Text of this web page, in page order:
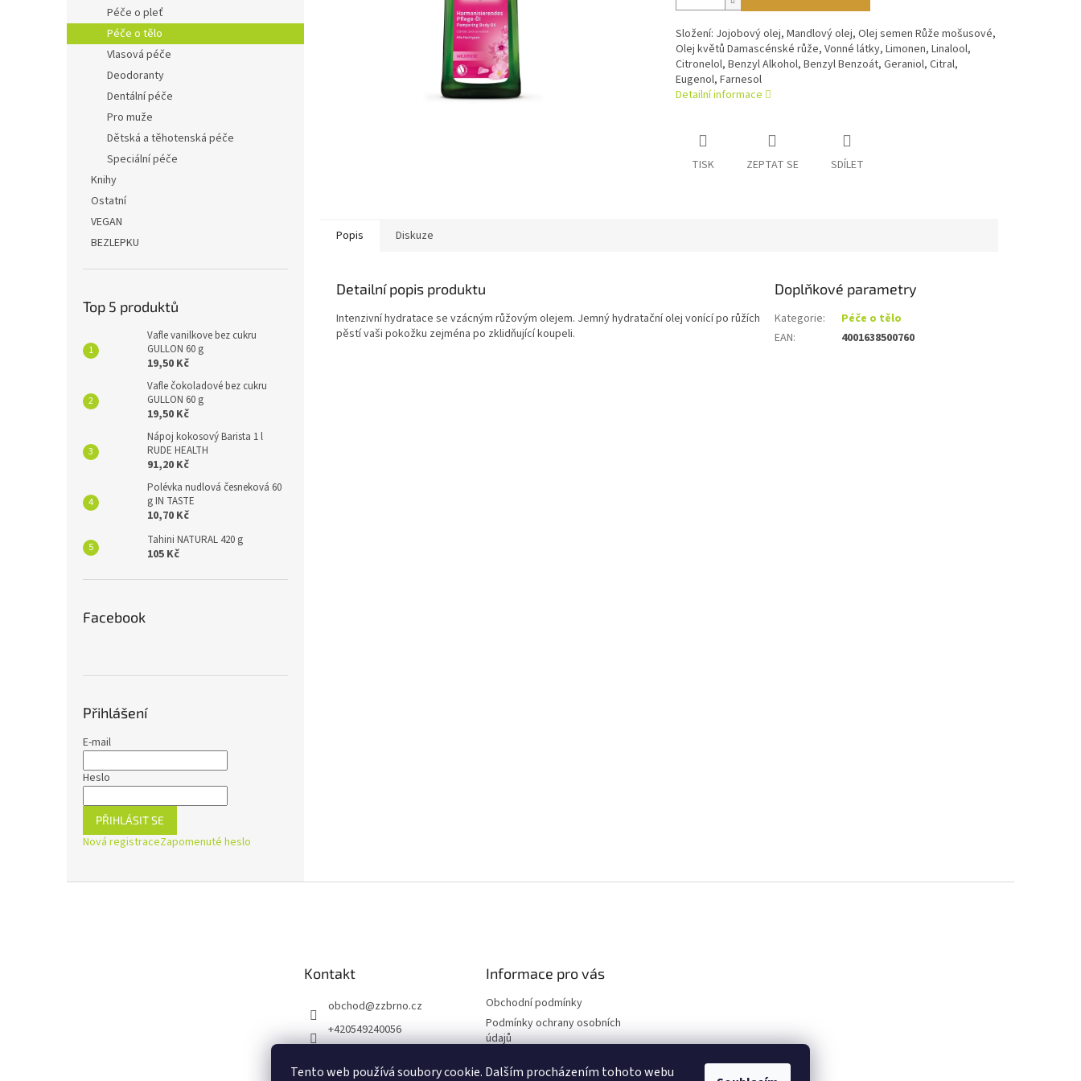
Tento web používá soubory cookie. Dalším procházením tohoto webu
e
l
Péče o pleť
Péče o tělo
Vlasová péče
Deodoranty
Dentální péče
Pro muže
Dětská a těhotenská péče
Speciální péče
Knihy
Ostatní
VEGAN
BEZLEPKU
Top 5 produktů
Vafle vanilkove bez cukru
GULLON 60 g
19,50 Kč
Vafle čokoladové bez cukru
GULLON 60 g
19,50 Kč
Nápoj kokosový Barista 1 l
RUDE HEALTH
91,20 Kč
Polévka nudlová česneková 60
g IN TASTE
10,70 Kč
Tahini NATURAL 420 g
105 Kč
Facebook
Přihlášení
E-mail
Heslo
PŘIHLÁSIT SE
Nová registraceZapomenuté heslo
Složení: Jojobový olej, Mandlový olej, Olej semen Růže mošusové,
Olej květů Damascénské růže, Vonné látky, Limonen, Linalool,
Citronelol, Benzyl Alkohol, Benzyl Benzoát, Geraniol, Citral,
Eugenol, Farnesol
Detailní informace
TISK ZEPTAT SE SDÍLET
Popis Diskuze
Detailní popis produktu
Intenzivní hydratace se vzácným růžovým olejem. Jemný hydratační olej vonící po růžích
pěstí vaši pokožku zejména po zklidňující koupeli.
Doplňkové parametry
Kategorie:
Péče o tělo
EAN: 4001638500760
Kontakt
obchod@zzbrno.cz
+420549240056
ejnaZdravyzivot
Informace pro vás
Obchodní podmínky
Podmínky ochrany osobních
údajů